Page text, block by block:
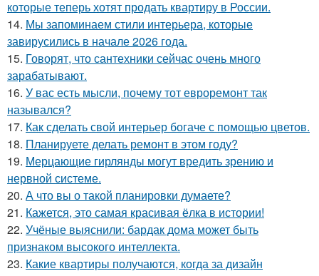
которые теперь хотят продать квартиру в России.
14. Мы запоминаем стили интерьера, которые
завирусились в начале 2026 года.
15. Говорят, что сантехники сейчас очень много
зарабатывают.
16. У вас есть мысли, почему тот евроремонт так
назывался?
17. Как сделать свой интерьер богаче с помощью цветов.
18. Планируете делать ремонт в этом году?
19. Мерцающие гирлянды могут вредить зрению и
нервной системе.
20. А что вы о такой планировки думаете?
21. Кажется, это самая красивая ёлка в истории!
22. Учёные выяснили: бардак дома может быть
признаком высокого интеллекта.
23. Какие квартиры получаются, когда за дизайн